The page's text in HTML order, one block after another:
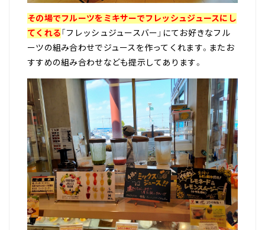
その場でフルーツをミキサーでフレッシュジュースにし
てくれる「フレッシュジュースバー」にてお好きなフル
ーツの組み合わせでジュースを作ってくれます。またお
すすめの組み合わせなども提示してあります。